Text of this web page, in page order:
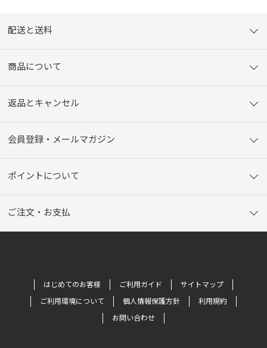
配送と送料
商品について
返品とキャンセル
会員登録・メールマガジン
ポイントについて
ご注文・お支払
はじめてのお客様 ご利用ガイド
サイトマップ
ご利用環境について
個人情報保護方針
利用規約
お問い合わせ